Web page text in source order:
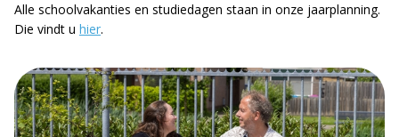
Alle schoolvakanties en studiedagen staan in onze jaarplanning.
Die vindt u hier.